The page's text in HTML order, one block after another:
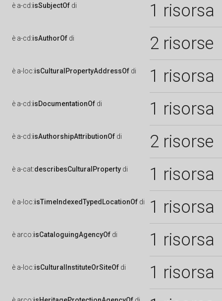
è a-cd:isSubjectOf di 1 risorsa
è a-cd:isAuthorOf di 2 risorse
è a-loc:isCulturalPropertyAddressOf di 1 risorsa
è a-cd:isDocumentationOf di 1 risorsa
è a-cd:isAuthorshipAttributionOf di 2 risorse
è a-cat:describesCulturalProperty di 1 risorsa
è a-loc:isTimeIndexedTypedLocationOf di 1 risorsa
è arco:isCataloguingAgencyOf di 1 risorsa
è a-loc:isCulturalInstituteOrSiteOf di 1 risorsa